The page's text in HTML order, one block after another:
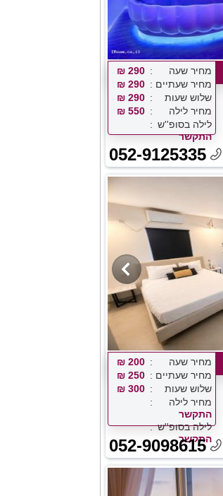
מחיר שעה
290 ₪
מחיר שעתיים
290 ₪
שלוש שעות
290 ₪
מחיר לילה
550 ₪
לילה בסופ''ש
התקשר
052-9125335
מחיר שעה
200 ₪
מחיר שעתיים
250 ₪
שלוש שעות
300 ₪
מחיר לילה
התקשר
לילה בסופ''ש
התקשר
052-9098615